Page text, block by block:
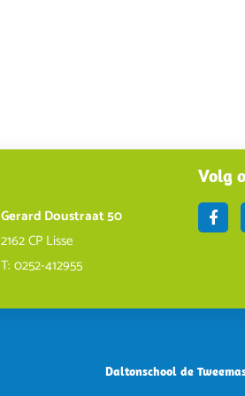
Gerard Doustraat 50
2162 CP Lisse
T: 0252-412955
Volg
Daltonschool de